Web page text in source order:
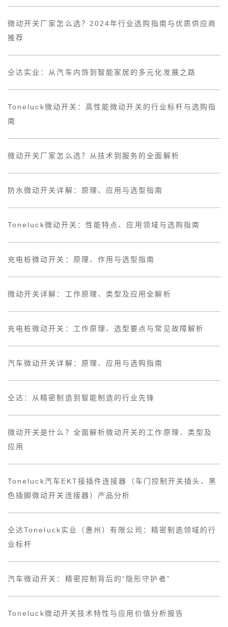
微动开关厂家怎么选？2024年行业选购指南与优质供应商
推荐
仝达实业：从汽车内饰到智能家居的多元化发展之路
Toneluck微动开关：高性能微动开关的行业标杆与选购指
南
微动开关厂家怎么选？从技术到服务的全面解析
防水微动开关详解：原理、应用与选型指南
Toneluck微动开关：性能特点、应用领域与选购指南
充电桩微动开关：原理、作用与选型指南
微动开关详解：工作原理、类型及应用全解析
充电桩微动开关：工作原理、选型要点与常见故障解析
汽车微动开关详解：原理、应用与选购指南
仝达：从精密制造到智能制造的行业先锋
微动开关是什么？全面解析微动开关的工作原理、类型及
应用
Toneluck汽车EKT接插件连接器（车门控制开关插头、黑
色插脚微动开关连接器）产品分析
仝达Toneluck实业（惠州）有限公司：精密制造领域的行
业标杆
汽车微动开关：精密控制背后的“隐形守护者”
Toneluck微动开关技术特性与应用价值分析报告